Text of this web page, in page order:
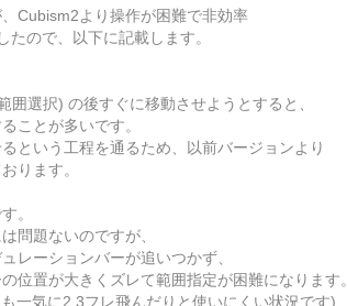
Cubism2より操作が困難で非効率
ので、以下に記載します。
選択) の後すぐに移動させようとすると、
ことが多いです。
という工程を通るため、以前バージョンより
ります。
。
問題ないのですが、
レーションバーが追いつかず、
位置が大きくズレて範囲指定が困難になります。
一気に2,3フレ飛んだりと使いにくい状況です)